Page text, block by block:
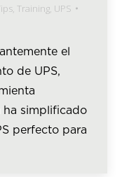
Training UPS
el
de UPS,
ha simplificado
perfecto para